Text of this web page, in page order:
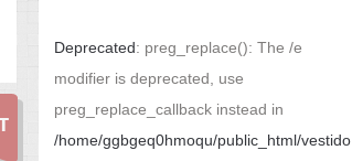
Deprecated: preg_replace(): The /e
modifier is deprecated, use
preg_replace_callback instead in
/home/ggbgeq0hmoqu/public_html/vestido